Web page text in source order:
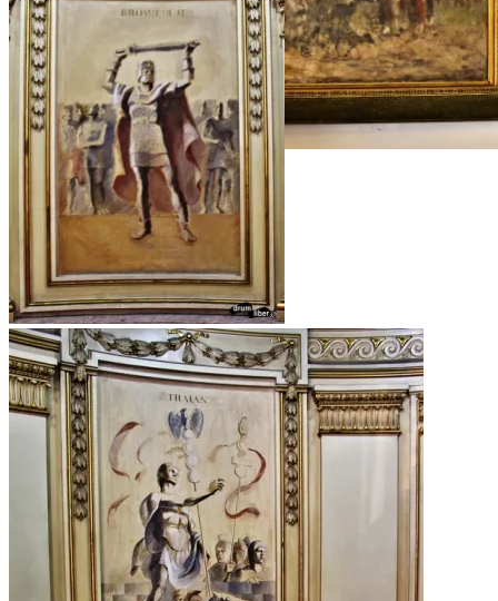
Sala Nicolae Grigorescu
Casa scărilor în corpul lateral, spre
sălile de la subsol